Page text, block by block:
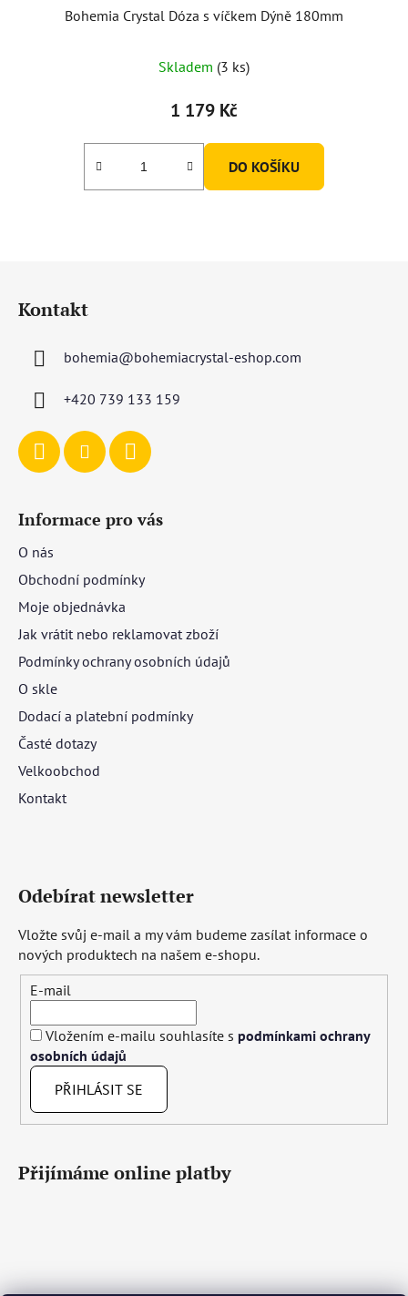
Bohemia Crystal Dóza s víčkem Dýně 180mm
Skladem (3 ks)
1 179 Kč
DO KOŠÍKU
Kontakt
bohemia@bohemiacrystal-eshop.com
+420 739 133 159
Informace pro vás
O nás
Obchodní podmínky
Moje objednávka
Jak vrátit nebo reklamovat zboží
Podmínky ochrany osobních údajů
O skle
Dodací a platební podmínky
Časté dotazy
Velkoobchod
Kontakt
Odebírat newsletter
Vložte svůj e-mail a my vám budeme zasílat informace o
nových produktech na našem e-shopu.
E-mail
Vložením e-mailu souhlasíte s podmínkami ochrany
osobních údajů
PŘIHLÁSIT SE
Přijímáme online platby